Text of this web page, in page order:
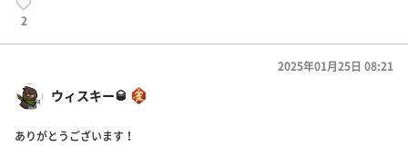
2
ウィスキー🥃
2025年01月25日 08:21
ありがとうございます！